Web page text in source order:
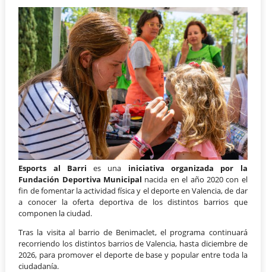
Esports al Barri es una iniciativa organizada por la
Fundación Deportiva Municipal nacida en el año 2020 con el
fin de fomentar la actividad física y el deporte en Valencia, de dar
a conocer la oferta deportiva de los distintos barrios que
componen la ciudad.
Tras la visita al barrio de Benimaclet, el programa continuará
recorriendo los distintos barrios de Valencia, hasta diciembre de
2026, para promover el deporte de base y popular entre toda la
ciudadanía.